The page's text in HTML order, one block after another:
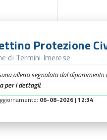
Protezione
di Termini Imerese
allerta segnalata dal dipartimento
per i dettagli.
06-08-2026 | 12:34